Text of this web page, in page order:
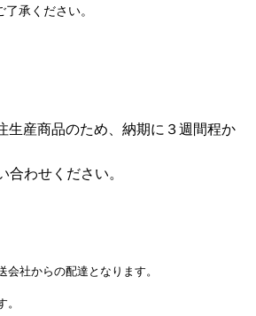
承ください。
生産商品のため、納期に３週間程か
わせください。
社からの配達となります。